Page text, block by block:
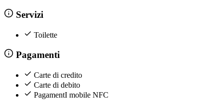
Servizi
Toilette
Pagamenti
Carte di credito
Carte di debito
PagamentI mobile NFC